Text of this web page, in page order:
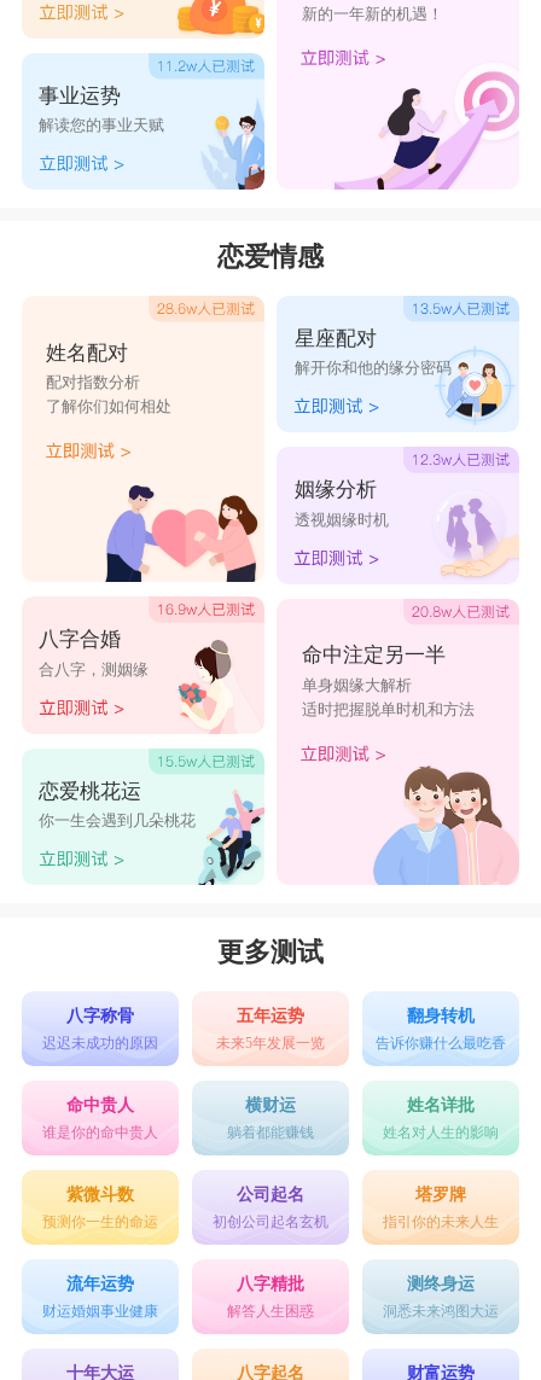
金牛们对物质金钱的追求过于强烈，有时交友
选择上很实际，给人一种拜金主义者的感觉，并且
是众人眼中一毛不拔的铁公鸡。行事过于谨慎，缺
乏应变能力，容易错失良机。发起脾气来很暴躁，
态度过于严肃缺乏幽默感，人际关系容易僵硬。
金牛座是十分保守的星座，他们向往稳定安
逸，高品质的生活，所以他们对于金钱的追求十分
执着。勤奋努力、持之以恒都是金牛身上的好品
质。性格慢热，不喜爱变动，使得金牛们对周遭的
环境事物都需要较长的时间去适应。金牛座是财富
的象征，往往在金融投资领域有自己的独到见解，
金牛男普遍有大男人主义，而金牛女则对自己的外
表较为重视。
事业运势
解读您的事业天赋
新的一年新的机遇！
恋爱情感
姓名配对
配对指数分析
了解你们如何相处
八字合婚
合八字，测姻缘
恋爱桃花运
你一生会遇到几朵桃花
星座配对
解开你和他的缘分密码
姻缘分析
透视姻缘时机
命中注定另一半
单身姻缘大解析
适时把握脱单时机和方法
更多测试
八字称骨
迟迟未成功的原因
五年运势
未来5年发展一览
翻身转机
告诉你赚什么最吃香
命中贵人
谁是你的命中贵人
横财运
躺着都能赚钱
姓名详批
姓名对人生的影响
紫微斗数
预测你一生的命运
公司起名
初创公司起名玄机
塔罗牌
指引你的未来人生
流年运势
财运婚姻事业健康
八字精批
解答人生困惑
测终身运
洞悉未来鸿图大运
十年大运 八字起名 财富运势